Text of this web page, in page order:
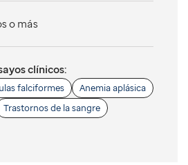
o más
clínicos:
falciformes
Anemia aplásica
Trastornos de la sangre